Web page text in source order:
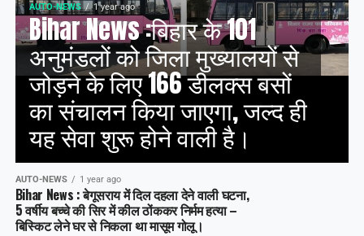
AUTO-NEWS 1 year ago
Bihar News :बिहार के 101
अनुमंडलों को जिला मुख्यालयों से
जोड़ने के लिए 166 डीलक्स बसों
का संचालन किया जाएगा, जल्द ही
यह सेवा शुरू होने वाली है।
AUTO-NEWS 1 year ago
Bihar News : बेगूसराय में दिल दहला देने वाली घटना,
5 वर्षीय बच्चे की सिर में कील ठोंककर निर्मम हत्या –
बिस्किट लेने घर से निकला था मासूम गोलू।